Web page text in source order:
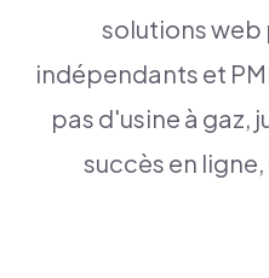
solutions web
indépendants et
pas d'usine à gaz,
succès en